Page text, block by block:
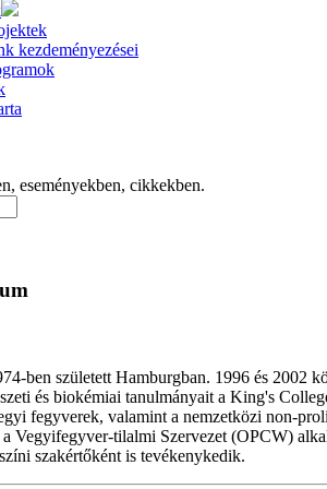
kezdeményezései
eseményekben, cikkekben.
ben született Hamburgban. 1996 és 2002
és biokémiai tanulmányait a King's
fegyverek, valamint a nemzetközi non-
Vegyifegyver-tilalmi Szervezet (OPCW)
szakértőként is tevékenykedik.